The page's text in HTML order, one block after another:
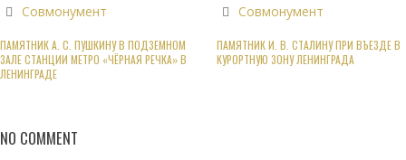
Совмонумент
ПАМЯТНИК А. С. ПУШКИНУ В ПОДЗЕМНОМ
ЗАЛЕ СТАНЦИИ МЕТРО «ЧЁРНАЯ РЕЧКА» В
ЛЕНИНГРАДЕ
Совмонумент
ПАМЯТНИК И. В. СТАЛИНУ ПРИ ВЪЕЗДЕ В
КУРОРТНУЮ ЗОНУ ЛЕНИНГРАДА
NO COMMENT